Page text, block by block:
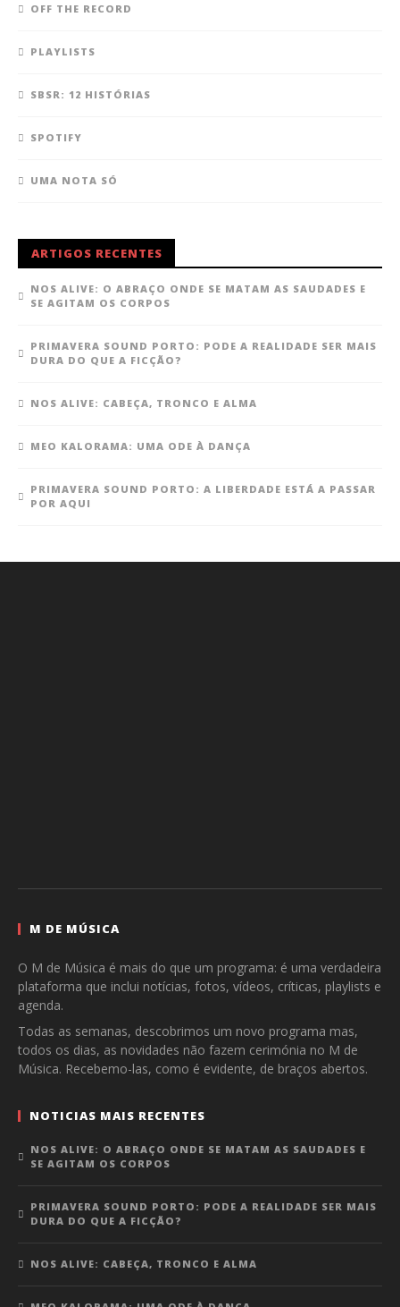
OFF THE RECORD
PLAYLISTS
SBSR: 12 HISTÓRIAS
SPOTIFY
UMA NOTA SÓ
ARTIGOS RECENTES
NOS ALIVE: O ABRAÇO ONDE SE MATAM AS SAUDADES E
SE AGITAM OS CORPOS
PRIMAVERA SOUND PORTO: PODE A REALIDADE SER MAIS
DURA DO QUE A FICÇÃO?
NOS ALIVE: CABEÇA, TRONCO E ALMA
MEO KALORAMA: UMA ODE À DANÇA
PRIMAVERA SOUND PORTO: A LIBERDADE ESTÁ A PASSAR
POR AQUI
M DE MÚSICA
O M de Música é mais do que um programa: é uma verdadeira
plataforma que inclui notícias, fotos, vídeos, críticas, playlists e
agenda.
Todas as semanas, descobrimos um novo programa mas,
todos os dias, as novidades não fazem cerimónia no M de
Música. Recebemo-las, como é evidente, de braços abertos.
NOTICIAS MAIS RECENTES
NOS ALIVE: O ABRAÇO ONDE SE MATAM AS SAUDADES E
SE AGITAM OS CORPOS
PRIMAVERA SOUND PORTO: PODE A REALIDADE SER MAIS
DURA DO QUE A FICÇÃO?
NOS ALIVE: CABEÇA, TRONCO E ALMA